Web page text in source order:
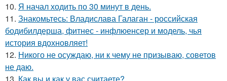
10. Я начал ходить по 30 минут в день.
11. Знакомьтесь: Владислава Галаган - российская
бодибилдерша, фитнес - инфлюенсер и модель, чья
история вдохновляет!
12. Никого не осуждаю, ни к чему не призываю, советов
не даю.